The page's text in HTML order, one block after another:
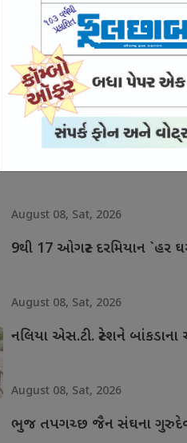
August 08, Sat, 2026
સખી મંડળોને 14.05 કરોડની કેશ
August 08, Sat, 2026
August 08, Sat, 2026
9થી 17 ઓગસ્ટ દરમિયાન `હર
August 08, Sat, 2026
નલિયા એસ.ટી. સ્ટેશને
August 08, Sat, 2026
ભુજ તપગચ્છ જૈન સંઘના